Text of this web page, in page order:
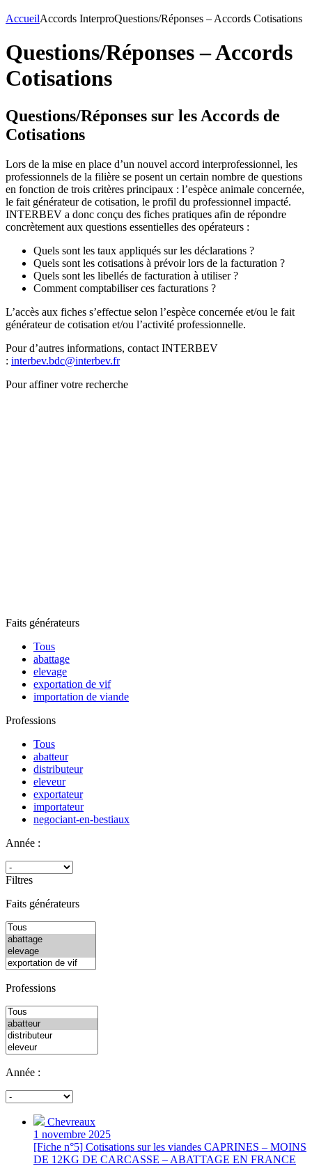
AccueilAccords InterproQuestions/Réponses – Accords Cotisations
Questions/Réponses – Accords
Cotisations
Questions/Réponses sur les Accords de
Cotisations
Lors de la mise en place d’un nouvel accord interprofessionnel, les
professionnels de la filière se posent un certain nombre de questions
en fonction de trois critères principaux : l’espèce animale concernée,
le fait générateur de cotisation, le profil du professionnel impacté.
INTERBEV a donc conçu des fiches pratiques afin de répondre
concrètement aux questions essentielles des opérateurs :
Quels sont les taux appliqués sur les déclarations ?
Quels sont les cotisations à prévoir lors de la facturation ?
Quels sont les libellés de facturation à utiliser ?
Comment comptabiliser ces facturations ?
L’accès aux fiches s’effectue selon l’espèce concernée et/ou le fait
générateur de cotisation et/ou l’activité professionnelle.
Pour d’autres informations, contact INTERBEV
: interbev.bdc@interbev.fr
Pour affiner votre recherche
Faits générateurs
Tous
abattage
elevage
exportation de vif
importation de viande
Professions
Tous
abatteur
distributeur
eleveur
exportateur
importateur
negociant-en-bestiaux
Année :
Filtres
Faits générateurs
Professions
Année :
Chevreaux
1 novembre 2025
[Fiche n°5] Cotisations sur les viandes CAPRINES – MOINS
DE 12KG DE CARCASSE – ABATTAGE EN FRANCE